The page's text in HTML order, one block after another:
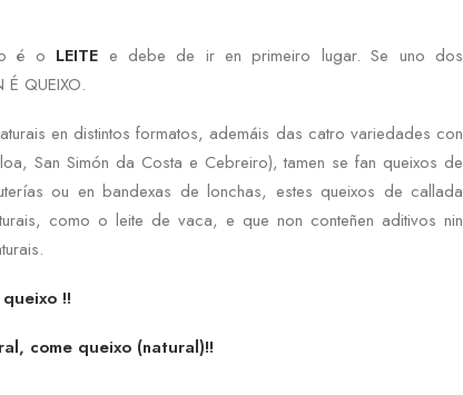
é o LEITE e debe de ir en primeiro lugar. Se uno dos
QUEIXO.
en distintos formatos, ademáis das catro variedades con
San Simón da Costa e Cebreiro), tamen se fan queixos de
ou en bandexas de lonchas, estes queixos de callada
como o leite de vaca, e que non conteñen aditivos nin
!!
come queixo (natural)!!